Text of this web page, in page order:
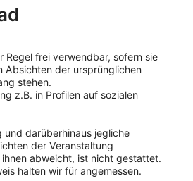
Regel frei verwendbar, sofern sie
Absichten der ursprünglichen
stehen.
z.B. in Profilen auf sozialen
und darüberhinaus jegliche
der Veranstaltung
abweicht, ist nicht gestattet.
halten wir für angemessen.